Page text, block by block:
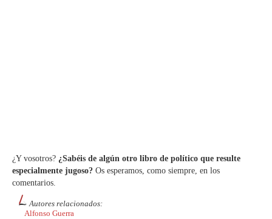
¿Y vosotros? ¿Sabéis de algún otro libro de político que resulte
especialmente jugoso? Os esperamos, como siempre, en los
comentarios.
Autores relacionados:
Alfonso Guerra